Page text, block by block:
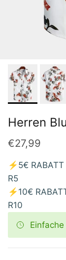
Herren
€27,99
⚡5€
R5
⚡10€
R10